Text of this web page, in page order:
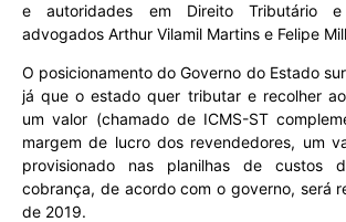
e autoridades em Direito Tributário e
advogados Arthur Vilamil Martins e Felipe
O posicionamento do Governo do Estado
já que o estado quer tributar e recolher
um valor (chamado de ICMS-ST
margem de lucro dos revendedores, um
provisionado nas planilhas de custos
cobrança, de acordo com o governo, será
de 2019.